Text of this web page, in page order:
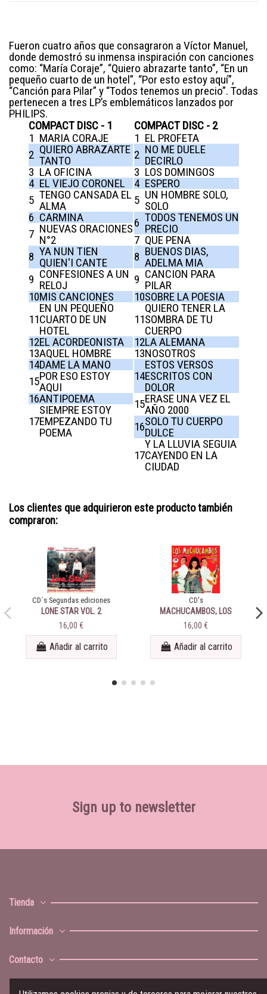
Fueron cuatro años que consagraron a Víctor Manuel,
donde demostró su inmensa inspiración con canciones
como: “María Coraje”, “Quiero abrazarte tanto”, “En un
pequeño cuarto de un hotel”, “Por esto estoy aquí”,
“Canción para Pilar” y “Todos tenemos un precio”. Todas
pertenecen a tres LP’s emblemáticos lanzados por
PHILIPS.
COMPACT DISC - 1
COMPACT DISC - 2
1 MARIA CORAJE
2 QUIERO ABRAZARTE
TANTO
3 LA OFICINA
4 EL VIEJO CORONEL
5 TENGO CANSADA EL
ALMA
6 CARMINA
7 NUEVAS ORACIONES
N°2
8 YA NUN TIEN
QUIEN'I CANTE
9 CONFESIONES A UN
RELOJ
10MIS CANCIONES
11
EN UN PEQUEÑO
CUARTO DE UN
HOTEL
12EL ACORDEONISTA
13AQUEL HOMBRE
14DAME LA MANO
15POR ESO ESTOY
AQUI
16ANTIPOEMA
17
SIEMPRE ESTOY
EMPEZANDO TU
POEMA
1 EL PROFETA
2 NO ME DUELE
DECIRLO
3 LOS DOMINGOS
4 ESPERO
5 UN HOMBRE SOLO,
SOLO
6 TODOS TENEMOS UN
PRECIO
7 QUE PENA
8 BUENOS DIAS,
ADELMA MIA
9 CANCION PARA
PILAR
10SOBRE LA POESIA
11
QUIERO TENER LA
SOMBRA DE TU
CUERPO
12LA ALEMANA
13NOSOTROS
14
ESTOS VERSOS
ESCRITOS CON
DOLOR
15ERASE UNA VEZ EL
AÑO 2000
16SOLO TU CUERPO
DULCE
17
Y LA LLUVIA SEGUIA
CAYENDO EN LA
CIUDAD
Los clientes que adquirieron este producto también
compraron:
CD´s Segundas ediciones
LONE STAR VOL. 2
16,00 €
Añadir al carrito
CD's
MACHUCAMBOS, LOS
16,00 €
Añadir al carrito
Sign up to newsletter
Tienda
Información
Contacto